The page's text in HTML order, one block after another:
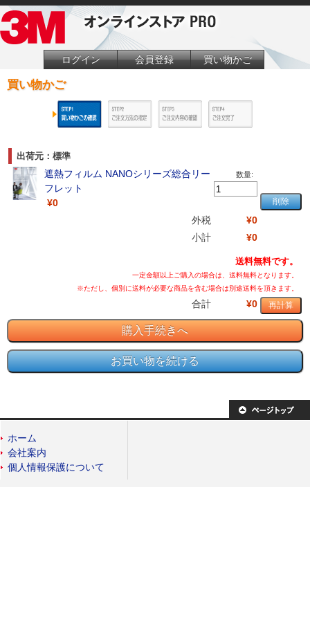
ログイン 会員登録 買い物かご
買い物かご
出荷元：標準
遮熱フィルム NANOシリーズ総合リー
フレット
¥0
数量:
外税
¥0
小計
¥0
送料無料です。
一定金額以上ご購入の場合は、送料無料となります。
※ただし、個別に送料が必要な商品を含む場合は別途送料を頂きます。
合計 ¥0
ホーム
会社案内
個人情報保護について